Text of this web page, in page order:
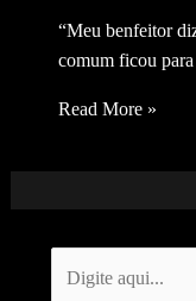
“Meu benfeitor
comum ficou
Read More »
aqui...